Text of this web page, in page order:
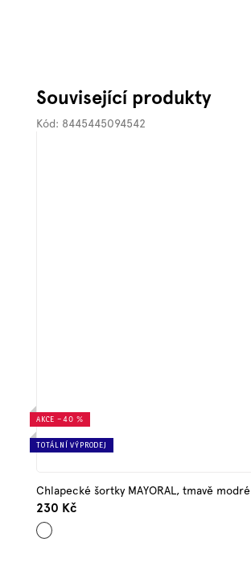
Související produkty
AKCE –40 %
TOTÁLNÍ VÝPRODEJ
Chlapecké šortky MAYORAL, tmavě modré
230 Kč
Tmavě
modrá
Kód: 8445445094542